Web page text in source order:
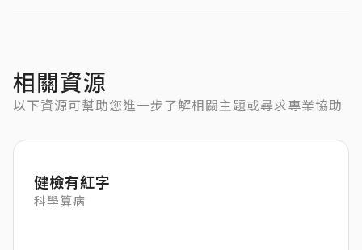
相關資源
以下資源可幫助您進一步了解相關主題或尋求專業協助
健檢有紅字
科學算病